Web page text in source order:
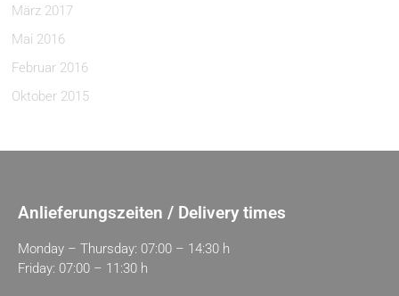
März 2017
Mai 2016
Februar 2016
Oktober 2015
Anlieferungszeiten / Delivery times
Monday – Thursday: 07:00 – 14:30 h
Friday: 07:00 – 11:30 h